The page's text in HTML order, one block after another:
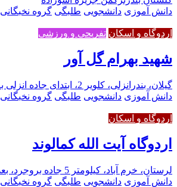
دانش آموزی دانشجویی طلبگی گروه نخبگانی
اردوگاه و اسکان تفریحی و ورزشی
شهید بهرام گل آور
گیلان، بندرانزلی، کلویر 2، ابتدای جاده انزلی به رضوانشهر
دانش آموزی دانشجویی طلبگی گروه نخبگانی
اردوگاه و اسکان
اردوگاه آیت الله کمالوند
لرستان، خرم آباد، کیلومتر 5 جاده بروجرد، بعد از دانشگاه آزاد
دانش آموزی دانشجویی طلبگی گروه نخبگانی